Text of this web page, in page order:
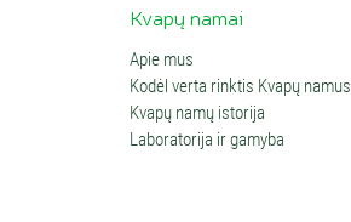
Kvapų namai
Apie mus
Kodėl verta rinktis Kvapų namus
Kvapų namų istorija
Laboratorija ir gamyba